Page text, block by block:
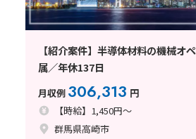
【紹介案件】半導体材料の機械オ
属／年休137日
月収例 306,313 円
【時給】1,450円～
群馬県高崎市